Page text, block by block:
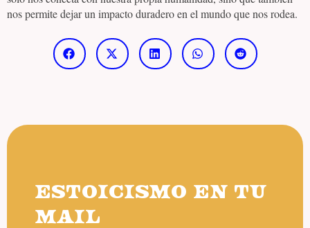
nos permite dejar un impacto duradero en el mundo que nos rodea.
ESTOICISMO EN TU
MAIL